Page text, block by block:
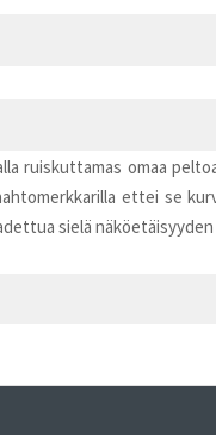
ruiskuttamas omaa
ettei se
sielä näköetäisyyden